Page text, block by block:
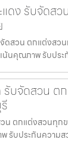
ดง รับจัดส
ดสวน ตกแต่งสว
น้นคุณภาพ รับปร
รับจัดสวน ต
วน ตกแต่งสวนทุก
รับประกันความ